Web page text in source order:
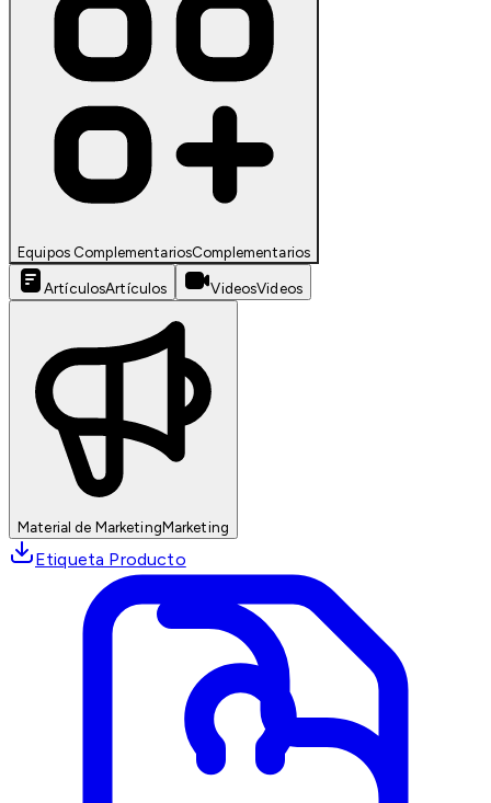
Equipos ComplementariosComplementarios
ArtículosArtículos VideosVideos
Material de MarketingMarketing
Etiqueta Producto